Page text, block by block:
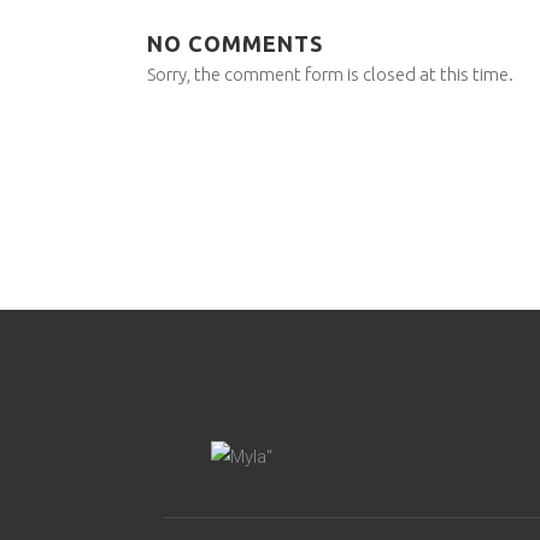
NO COMMENTS
Sorry, the comment form is closed at this time.